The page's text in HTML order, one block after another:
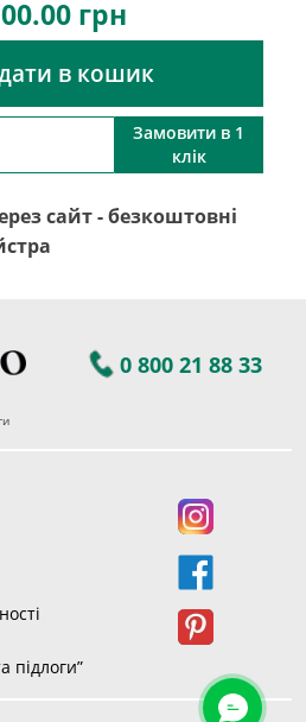
грн
в кошик
Замовити в 1
клік
сайт - безкоштовні
0 800 21 88 33
підлоги”